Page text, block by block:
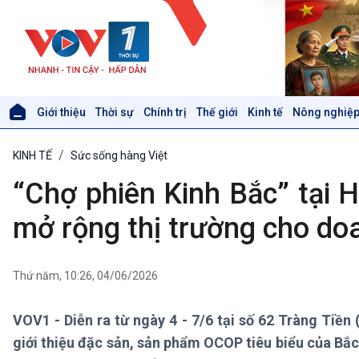
Giới thiệu Thời sự Chính trị Thế giới Kinh tế Nông
Thời sự 12h
Thời sự 18h
Thời sự 21h30
Bản tin
Xã hội
Tin Đời sống & Xã hội
Khoa học & Công nghệ
Tin Khoa học & Công nghệ
KINH TẾ Sức sống hàng Việt
“Chợ phiên Kinh Bắc” tại
mở rộng thị trường cho
Thứ năm, 10:26, 04/06/2026
VOV1 - Diễn ra từ ngày 4 - 7/6 tại số 62 Tràng
giới thiệu đặc sản, sản phẩm OCOP tiêu biểu của